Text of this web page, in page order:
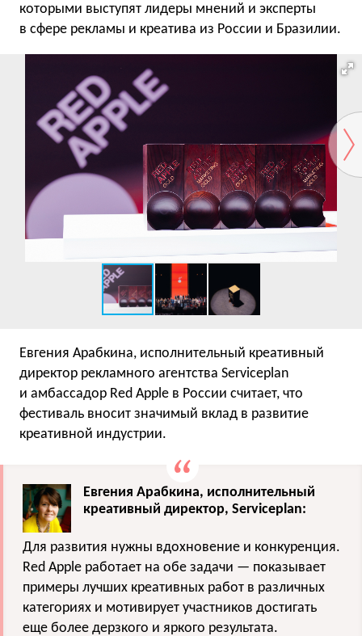
которыми выступят лидеры мнений и эксперты
в сфере рекламы и креатива из России и Бразилии.
Евгения Арабкина, исполнительный креативный
директор рекламного агентства Serviceplan
и амбассадор Red Apple в России считает, что
фестиваль вносит значимый вклад в развитие
креативной индустрии.
Евгения Арабкина, исполнительный
креативный директор, Serviceplan:
Для развития нужны вдохновение и конкуренция.
Red Apple работает на обе задачи — показывает
примеры лучших креативных работ в различных
категориях и мотивирует участников достигать
еще более дерзкого и яркого результата.